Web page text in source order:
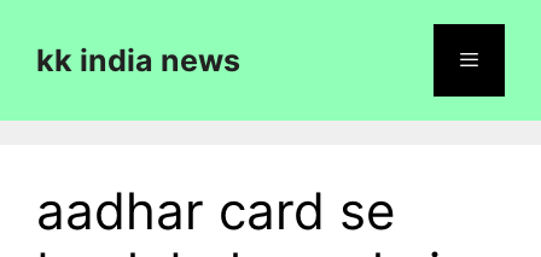
contentkk india news
aadhar card se